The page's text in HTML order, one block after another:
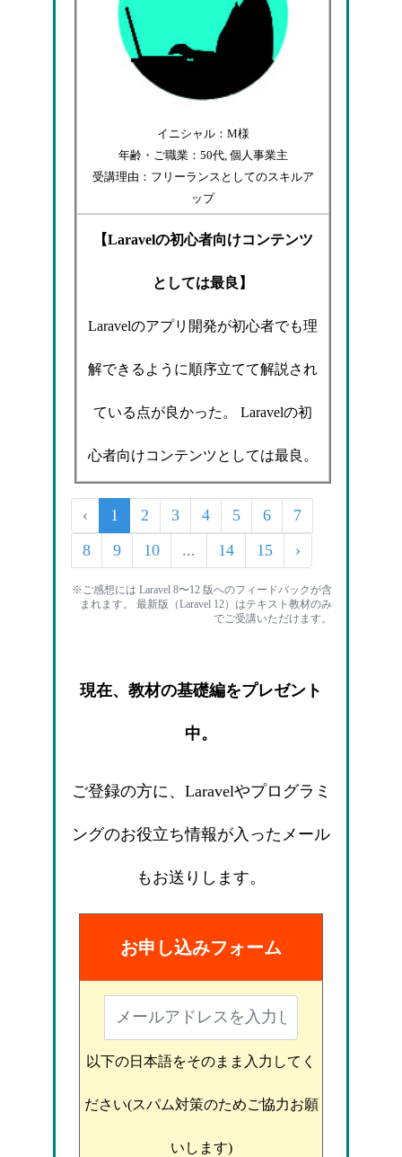
イニシャル：M様
年齢・ご職業：50代, 個人事業主
受講理由：フリーランスとしてのスキルア
ップ
【Laravelの初心者向けコンテンツ
としては最良】
Laravelのアプリ開発が初心者でも理
解できるように順序立てて解説され
ている点が良かった。 Laravelの初
心者向けコンテンツとしては最良。
‹ 1 2 3 4 5 6
7
8
9 10 ... 14 15 ›
※ご感想には Laravel 8〜12 版へのフィードバックが含
まれます。 最新版（Laravel 12）はテキスト教材のみ
でご受講いただけます。
現在、教材の基礎編をプレゼント
中。
ご登録の方に、Laravelやプログラミ
ングのお役立ち情報が入ったメール
もお送りします。
お申し込みフォーム
以下の日本語をそのまま入力してく
ださい(スパム対策のためご協力お願
いします)